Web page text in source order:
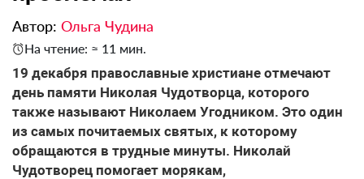
Автор: Ольга Чудина
На чтение: ≈ 11 мин.
19 декабря православные христиане отмечают
день памяти Николая Чудотворца, которого
также называют Николаем Угодником. Это один
из самых почитаемых святых, к которому
обращаются в трудные минуты. Николай
Чудотворец помогает морякам,